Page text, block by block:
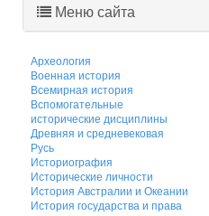
Меню сайта
Археология
Военная история
Всемирная история
Вспомогательные
исторические дисциплины
Древняя и средневековая
Русь
Историография
Исторические личности
История Австралии и Океании
История государства и права